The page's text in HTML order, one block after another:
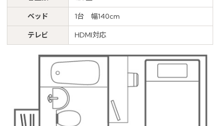
ベッド 1台 幅140cm
テレビ HDMI対応